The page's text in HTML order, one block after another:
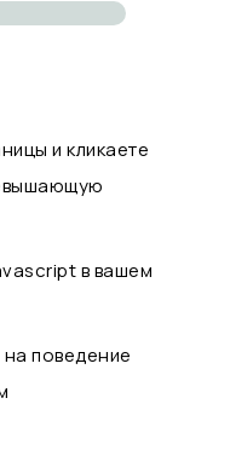
и кликаете
в вашем
поведение